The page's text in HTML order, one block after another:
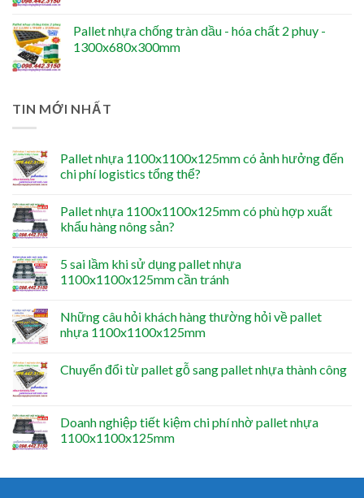
Pallet nhựa chống tràn dầu - hóa chất 2 phuy -
1300x680x300mm
TIN MỚI NHẤT
Pallet nhựa 1100x1100x125mm có ảnh hưởng đến
chi phí logistics tổng thể?
Pallet nhựa 1100x1100x125mm có phù hợp xuất
khẩu hàng nông sản?
5 sai lầm khi sử dụng pallet nhựa
1100x1100x125mm cần tránh
Những câu hỏi khách hàng thường hỏi về pallet
nhựa 1100x1100x125mm
Chuyển đổi từ pallet gỗ sang pallet nhựa thành công
Doanh nghiệp tiết kiệm chi phí nhờ pallet nhựa
1100x1100x125mm